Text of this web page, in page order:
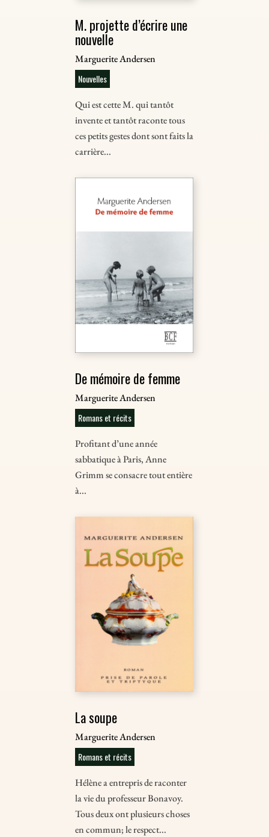
M. projette d’écrire une
nouvelle
Marguerite Andersen
Nouvelles
Qui est cette M. qui tantôt
invente et tantôt raconte tous
ces petits gestes dont sont faits la
carrière...
De mémoire de femme
Marguerite Andersen
Romans et récits
Profitant d’une année
sabbatique à Paris, Anne
Grimm se consacre tout entière
à...
La soupe
Marguerite Andersen
Romans et récits
Hélène a entrepris de raconter
la vie du professeur Bonavoy.
Tous deux ont plusieurs choses
en commun; le respect...